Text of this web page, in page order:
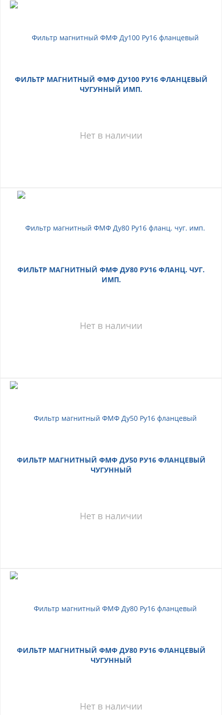
ФИЛЬТР МАГНИТНЫЙ ФМФ ДУ100 РУ16 ФЛАНЦЕВЫЙ
ЧУГУННЫЙ ИМП.
Нет в наличии
ФИЛЬТР МАГНИТНЫЙ ФМФ ДУ80 РУ16 ФЛАНЦ. ЧУГ.
ИМП.
Нет в наличии
ФИЛЬТР МАГНИТНЫЙ ФМФ ДУ50 РУ16 ФЛАНЦЕВЫЙ
ЧУГУННЫЙ
Нет в наличии
ФИЛЬТР МАГНИТНЫЙ ФМФ ДУ80 РУ16 ФЛАНЦЕВЫЙ
ЧУГУННЫЙ
Нет в наличии